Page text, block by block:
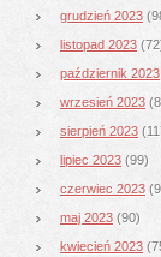
grudzień 2023
listopad 2023
październik 2023
wrzesień 2023
sierpień 2023
lipiec 2023 (99)
czerwiec 2023
maj 2023 (90)
kwiecień 2023